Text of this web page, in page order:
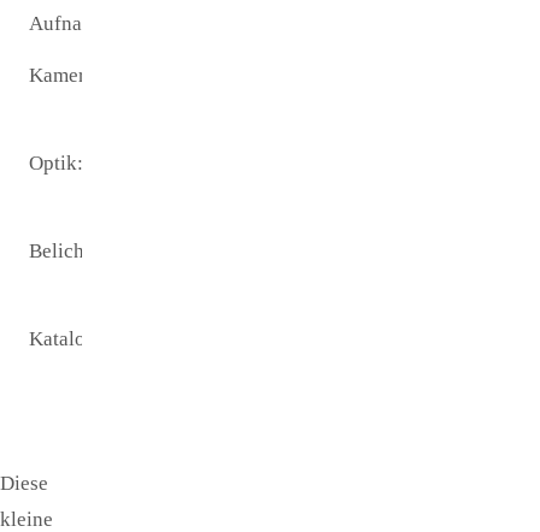
Aufnamezeit:
Kamera:
Optik:
Belichtungszeit:
Katalogname:
Diese
kleine